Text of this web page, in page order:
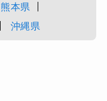
熊本県
沖縄県